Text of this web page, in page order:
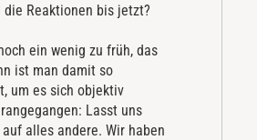
Reaktionen bis jetzt?
ein wenig zu früh, das
ist man damit so
um es sich objektiv
Lasst uns
alles andere. Wir haben